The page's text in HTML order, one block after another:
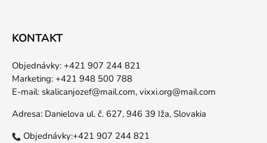
KONTAKT
Objednávky: +421 907 244 821
Marketing: +421 948 500 788
E-mail: skalicanjozef@mail.com, vixxi.org@mail.com
Adresa: Danielova ul. č. 627, 946 39 Iža, Slovakia
Objednávky:+421 907 244 821